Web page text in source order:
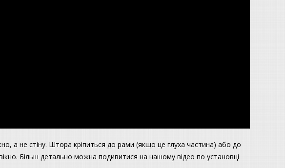
а не стіну. Штора кріпиться до рами (якщо це глуха частина) або до
Більш детально можна подивитися на нашому відео по установці